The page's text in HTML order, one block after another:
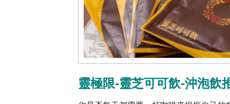
靈極限-靈芝可可飲-沖泡飲